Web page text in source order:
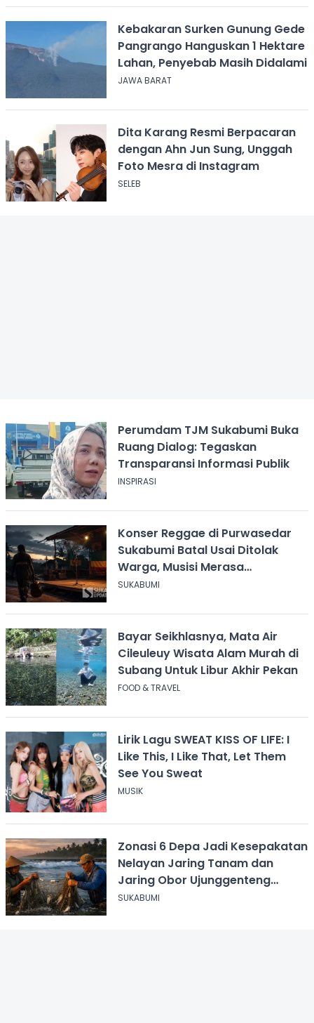
Kebakaran Surken Gunung Gede
Pangrango Hanguskan 1 Hektare
Lahan, Penyebab Masih Didalami
JAWA BARAT
Dita Karang Resmi Berpacaran
dengan Ahn Jun Sung, Unggah
Foto Mesra di Instagram
SELEB
Perumdam TJM Sukabumi Buka
Ruang Dialog: Tegaskan
Transparansi Informasi Publik
INSPIRASI
Konser Reggae di Purwasedar
Sukabumi Batal Usai Ditolak
Warga, Musisi Merasa
Didiskreditkan
SUKABUMI
Bayar Seikhlasnya, Mata Air
Cileuleuy Wisata Alam Murah di
Subang Untuk Libur Akhir Pekan
FOOD & TRAVEL
Lirik Lagu SWEAT KISS OF LIFE: I
Like This, I Like That, Let Them
See You Sweat
MUSIK
Zonasi 6 Depa Jadi Kesepakatan
Nelayan Jaring Tanam dan
Jaring Obor Ujunggenteng
Sukabumi
SUKABUMI